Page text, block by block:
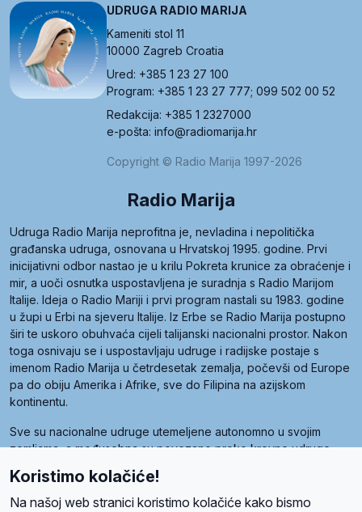
UDRUGA RADIO MARIJA
Kameniti stol 11
10000 Zagreb Croatia
Ured: +385 1 23 27 100
Program: +385 1 23 27 777; 099 502 00 52
Redakcija: +385 1 2327000
e-pošta: info@radiomarija.hr
Copyright © Radio Marija 1997-2026
Radio Marija
Udruga Radio Marija neprofitna je, nevladina i nepolitička
građanska udruga, osnovana u Hrvatskoj 1995. godine. Prvi
inicijativni odbor nastao je u krilu Pokreta krunice za obraćenje i
mir, a uoči osnutka uspostavljena je suradnja s Radio Marijom
Italije. Ideja o Radio Mariji i prvi program nastali su 1983. godine
u župi u Erbi na sjeveru Italije. Iz Erbe se Radio Marija postupno
širi te uskoro obuhvaća cijeli talijanski nacionalni prostor. Nakon
toga osnivaju se i uspostavljaju udruge i radijske postaje s
imenom Radio Marija u četrdesetak zemalja, počevši od Europe
pa do obiju Amerika i Afrike, sve do Filipina na azijskom
kontinentu.
Sve su nacionalne udruge utemeljene autonomno u svojim
zemljama, a međusobna su povezane preko krovne udruge
Radio Maria). Svjetsku obitelj utemeljilo je sedam članica, među
kojima je i hrvatska Udruga Radio Marija.
Koristimo kolačiće!
Na našoj web stranici koristimo kolačiće kako bismo